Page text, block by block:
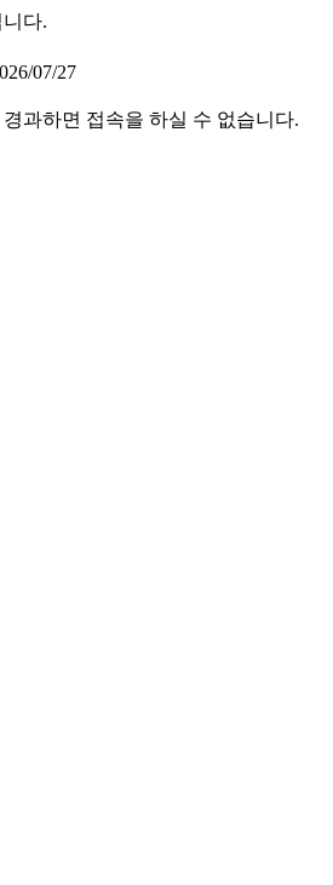
다.
07/27
과하면 접속을 하실 수 없습니다.